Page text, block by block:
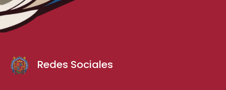
Redes Sociales